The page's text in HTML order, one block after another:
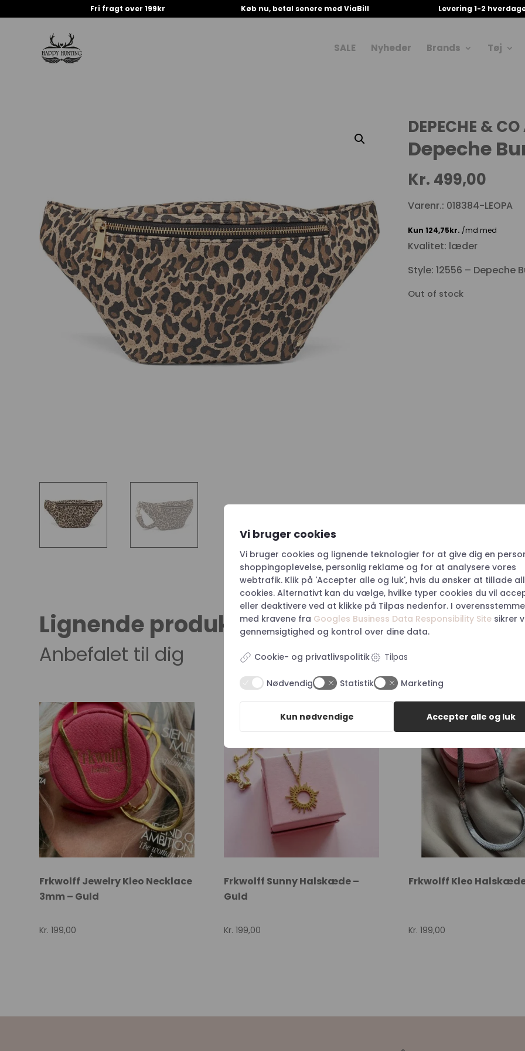
Fri fragt over 199kr Køb nu, betal senere med ViaBill Levering 1-2
SALE Nyheder Brands Tøj
DEPECHE &
Depeche
Kr. 499,00
Varenr.: 018384-LEOPA
Kvalitet: læder
Style: 12556 – Depeche
Out of stock
Lignende produkter
Anbefalet til dig
Frkwolff Jewelry Kleo Necklace
3mm – Guld
Kr. 199,00
Frkwolff Sunny Halskæde –
Guld
Kr. 199,00
Frkwolff Kleo
Kr. 199,00
Vi bruger cookies
Vi bruger cookies og lignende teknologier for at give dig en
shoppingoplevelse, personlig reklame og for at analysere vores
webtrafik. Klik på 'Accepter alle og luk', hvis du ønsker at tillade
cookies. Alternativt kan du vælge, hvilke typer cookies du vil
eller deaktivere ved at klikke på Tilpas nedenfor. I
med kravene fra Googles Business Data Responsibility Site sikrer
gennemsigtighed og kontrol over dine data.
Cookie- og privatlivspolitik Tilpas
Nødvendig Statistik Marketing
Kun nødvendige Accepter alle og luk